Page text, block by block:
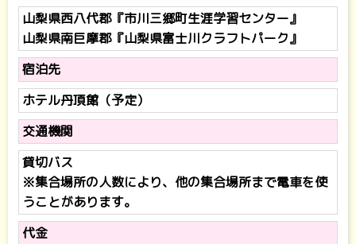
山梨県西八代郡『市川三郷町生涯学習センター』
山梨県南巨摩郡『山梨県富士川クラフトパーク』
宿泊先
ホテル丹頂館（予定）
交通機関
貸切バス
※集合場所の人数により、他の集合場所まで電車を使
うことがあります。
代金